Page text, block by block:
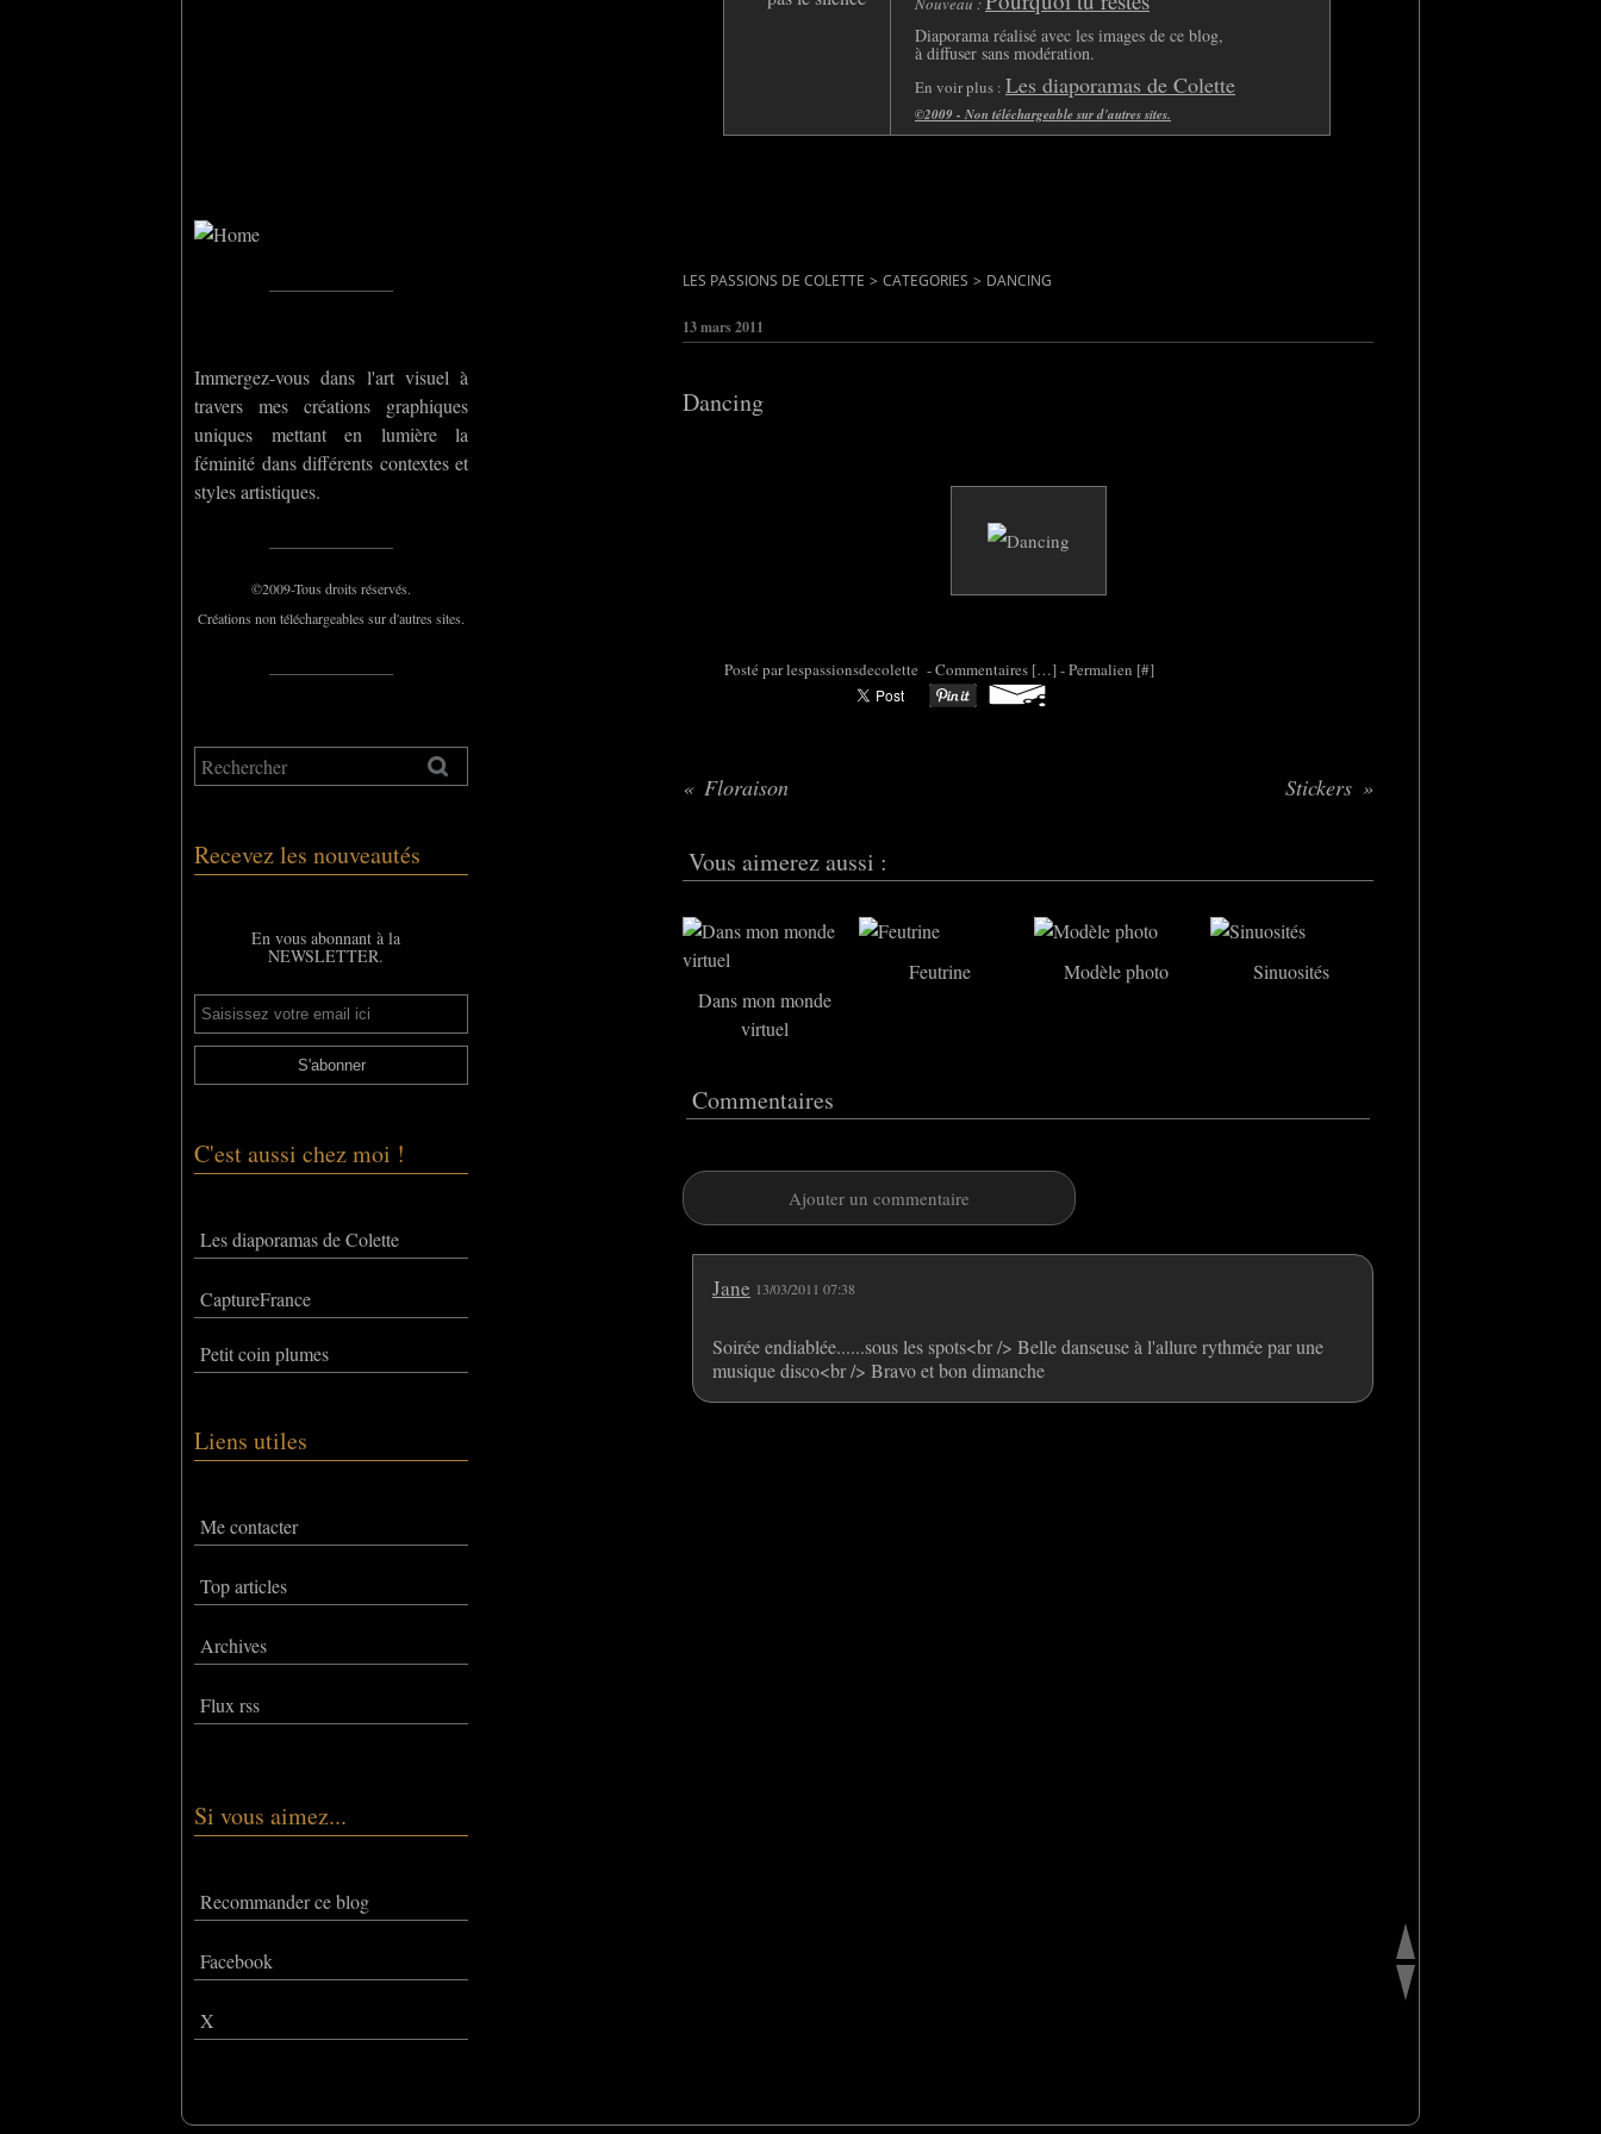
Immergez-vous dans l'art visuel à
travers mes créations graphiques
uniques mettant en lumière la
féminité dans différents contextes et
styles artistiques.
©2009-Tous droits réservés.
Créations non téléchargeables sur d'autres sites.
Diaporama réalisé avec les images de ce blog,
à diffuser sans modération.
En voir plus : Les diaporamas de Colette
©2009 - Non téléchargeable sur d'autres sites.
Recevez les nouveautés
C'est aussi chez moi !
Les diaporamas de Colette
CaptureFrance
Petit coin plumes
Liens utiles
Me contacter
Top articles
Archives
Flux rss
Si vous aimez...
Recommander ce blog
Facebook
X
LES PASSIONS DE COLETTE > CATEGORIES > DANCING
13 mars 2011
Dancing
Posté par colette95 à 07:37 -Commentaires […]- Permalien [#]
Floraison Stickers
Vous aimerez aussi :
Dans mon monde
virtuel
Feutrine Modèle photo Sinuosités
Commentaires
Ajouter un commentaire
Jane 13/03/2011 07:38
Soirée endiablée......sous les spots<br /> Belle danseuse à l'allure rythmée par une
musique disco<br /> Bravo et bon dimanche